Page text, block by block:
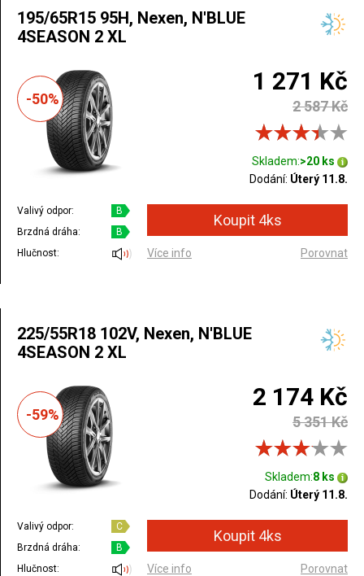
195/65R15 95H, Nexen, N'BLUE
4SEASON 2 XL
-50%
1 271 Kč
2 587 Kč
Skladem:>20 ks
Dodání: Úterý 11.8.
Valivý odpor:
B
Brzdná dráha:
B
Hlučnost:
Více info Porovnat
225/55R18 102V, Nexen, N'BLUE
4SEASON 2 XL
-59%
2 174 Kč
5 351 Kč
Skladem:8 ks
Dodání: Úterý 11.8.
Valivý odpor:
C
Brzdná dráha:
B
Hlučnost:
Více info Porovnat